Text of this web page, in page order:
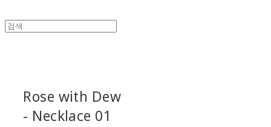
Rose with Dew
- Necklace 01